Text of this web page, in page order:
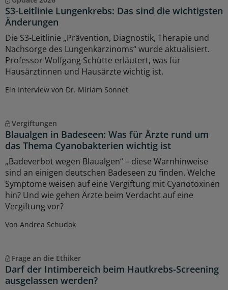
S3-Leitlinie Lungenkrebs: Das sind die wichtigsten
Änderungen
Die S3-Leitlinie „Prävention, Diagnostik, Therapie und
Nachsorge des Lungenkarzinoms“ wurde aktualisiert.
Professor Wolfgang Schütte erläutert, was für
Hausärztinnen und Hausärzte wichtig ist.
Ein Interview von Dr. Miriam Sonnet
Vergiftungen
Blaualgen in Badeseen: Was für Ärzte rund um
das Thema Cyanobakterien wichtig ist
„Badeverbot wegen Blaualgen“ – diese Warnhinweise
sind an einigen deutschen Badeseen zu finden. Welche
Symptome weisen auf eine Vergiftung mit Cyanotoxinen
hin? Und wie gehen Ärzte beim Verdacht auf eine
Vergiftung vor?
Von Andrea Schudok
Frage an die Ethiker
Darf der Intimbereich beim Hautkrebs-Screening
ausgelassen werden?